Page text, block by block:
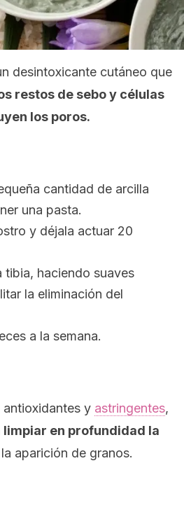
desintoxicante cutáneo que
restos de sebo y células
los poros.
cantidad de arcilla
una pasta.
y déjala actuar 20
tibia, haciendo suaves
la eliminación del
a la semana.
y astringentes,
limpiar en profundidad la
aparición de granos.